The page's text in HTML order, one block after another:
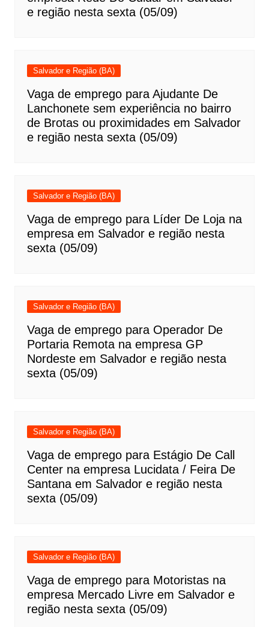
e região nesta sexta (05/09)
Salvador e Região (BA)
Vaga de emprego para Ajudante De
Lanchonete sem experiência no bairro
de Brotas ou proximidades em Salvador
e região nesta sexta (05/09)
Salvador e Região (BA)
Vaga de emprego para Líder De Loja na
empresa em Salvador e região nesta
sexta (05/09)
Salvador e Região (BA)
Vaga de emprego para Operador De
Portaria Remota na empresa GP
Nordeste em Salvador e região nesta
sexta (05/09)
Salvador e Região (BA)
Vaga de emprego para Estágio De Call
Center na empresa Lucidata / Feira De
Santana em Salvador e região nesta
sexta (05/09)
Salvador e Região (BA)
Vaga de emprego para Motoristas na
empresa Mercado Livre em Salvador e
região nesta sexta (05/09)